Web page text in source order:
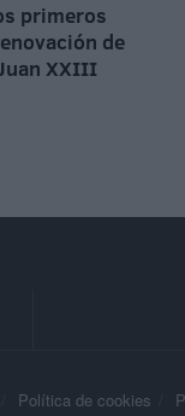
primeros
de
XXIII
Política de cookies